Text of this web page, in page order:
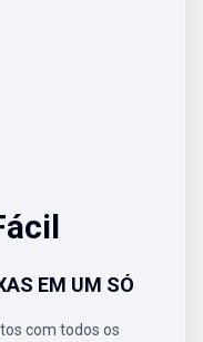
EM UM SÓ
com todos os